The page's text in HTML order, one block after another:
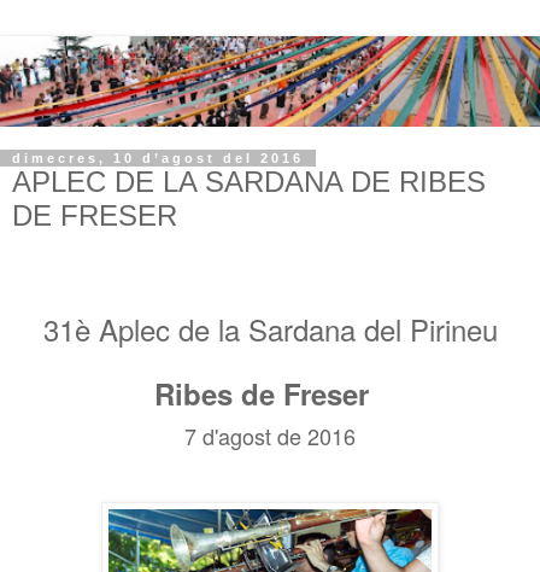
dimecres, 10 d’agost del 2016
APLEC DE LA SARDANA DE RIBES
DE FRESER
31è Aplec de la Sardana del Pirineu
Ribes de Freser
7 d'agost de 2016